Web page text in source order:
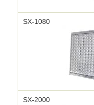
SX-1080
SX-2000